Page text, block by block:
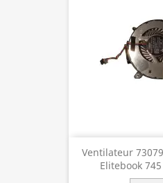
Ventilateur
Elitebook